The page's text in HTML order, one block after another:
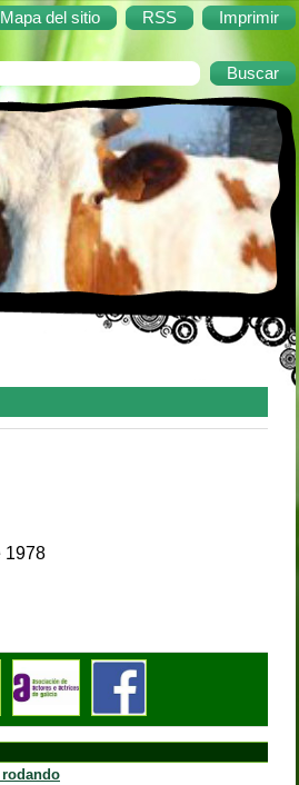
Mapa del sitio RSS Imprimir
agosto de 1978